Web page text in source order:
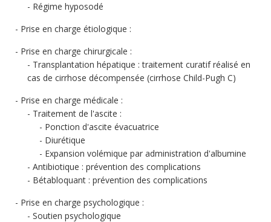
Régime hyposodé
Prise en charge étiologique :
Prise en charge chirurgicale :
Transplantation hépatique : traitement curatif réalisé en
cas de cirrhose décompensée (cirrhose Child-Pugh C)
Prise en charge médicale :
Traitement de l'ascite :
Ponction d'ascite évacuatrice
Diurétique
Expansion volémique par administration d'albumine
Antibiotique : prévention des complications
Bétabloquant : prévention des complications
Prise en charge psychologique :
Soutien psychologique